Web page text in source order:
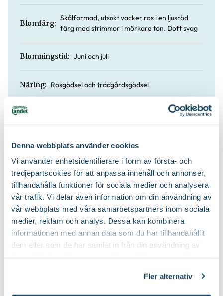
Denna webbplats använder cookies
Vi använder enhetsidentifierare i form av första- och
tredjepartscokies för att anpassa innehåll och annonser,
tillhandahålla funktioner för sociala medier och analysera
vår trafik. Vi delar även information om din användning av
vår webbplats med våra samarbetspartners inom sociala
medier, reklam och analys. Dessa kan kombinera
informationen med annan data som du har tillhandahållit
dem eller som de har samlat in från din användning av
Fler alternativ
Blomfärg:
Skålformad, utsökt vacker ros i en ljusröd
färg med strimmor i mörkare ton. Doft svag
Blomningstid: Juni och juli
Näring: Rosgödsel och trädgårdsgödsel
Höjd:
Jordprodukter: Rosjord
Växtsätt:
Buske eller mindre flerstammigt träd och
Beskärningstid: På våren
Beskärningssätt:
Gallra ut äldre grenar från basen och
gallra ut äldre grenar på olika höjder